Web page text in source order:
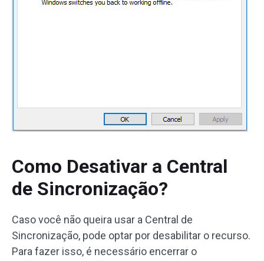
Como Desativar a Central
de Sincronização?
Caso você não queira usar a Central de
Sincronização, pode optar por desabilitar o recurso.
Para fazer isso, é necessário encerrar o